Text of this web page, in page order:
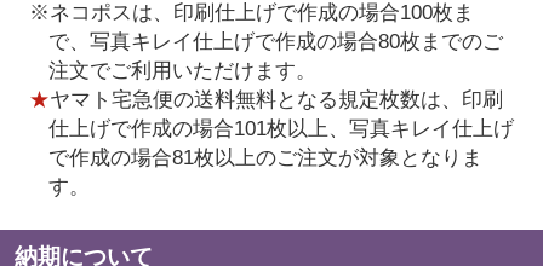
※ネコポスは、印刷仕上げで作成の場合100枚ま
で、写真キレイ仕上げで作成の場合80枚までのご
注文でご利用いただけます。
★ヤマト宅急便の送料無料となる規定枚数は、印刷
仕上げで作成の場合101枚以上、写真キレイ仕上げ
で作成の場合81枚以上のご注文が対象となりま
す。
納期について